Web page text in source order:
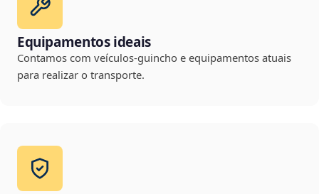
Equipamentos ideais
Contamos com veículos-guincho e equipamentos atuais
para realizar o transporte.